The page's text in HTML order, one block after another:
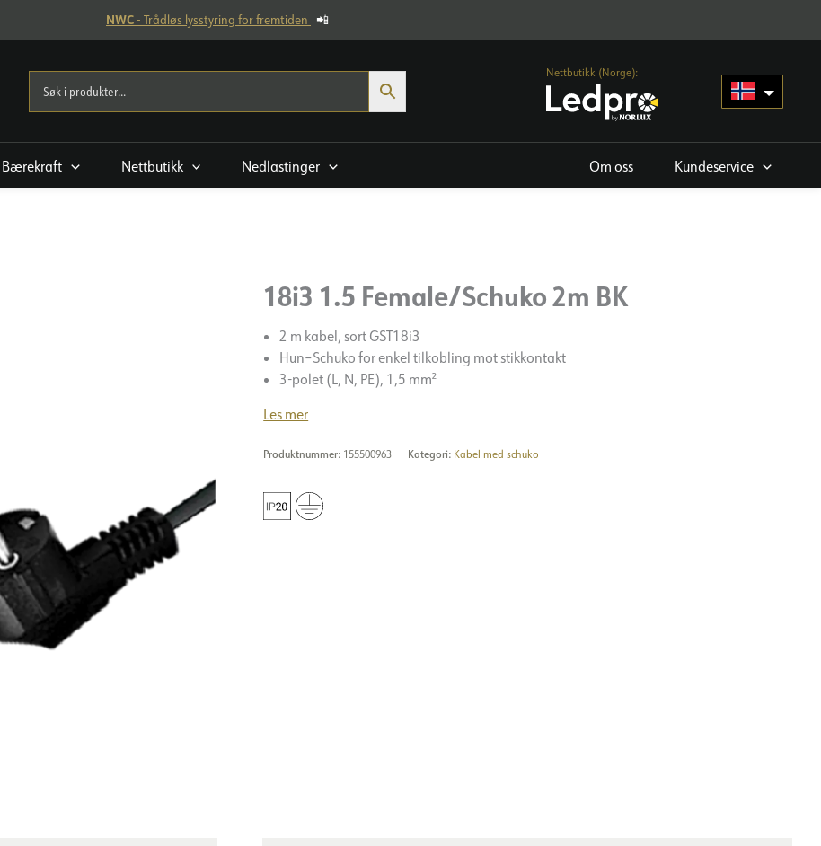
NWC- Trådløs lysstyring for fremtiden 📲
Nettbutikk (Norge):
Bærekraft Nettbutikk Nedlastinger Om oss Kundeservice
18i3 1.5 Female/Schuko 2m BK
2 m kabel, sort GST18i3
Hun–Schuko for enkel tilkobling mot stikkontakt
3-polet (L, N, PE), 1,5 mm²
Les mer
Produktnummer: 155500963 Kategori: Kabel med schuko